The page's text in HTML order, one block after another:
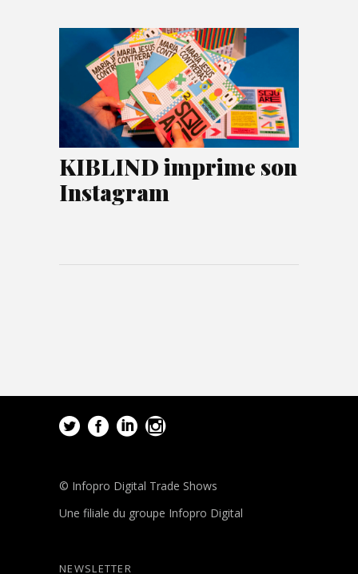
KIBLIND imprime son
Instagram
© Infopro Digital Trade Shows
Une filiale du groupe Infopro Digital
NEWSLETTER